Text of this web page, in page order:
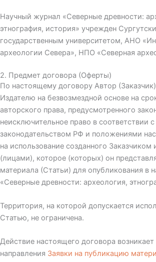
Научный журнал «Северные древности:
этнография, история» учрежден
государственным университетом, АНО
археологии Севера», НПО «Северная
2. Предмет договора (Оферты)
По настоящему договору Автор
Издателю на безвозмездной основе на
авторского права, предусмотренного
неисключительное право в соответствии с
законодательством РФ и положениями
на использование созданного
(лицами), которое (которых) он
материала (Статьи) для опубликования в
«Северные древности: археология,
Территория, на которой допускается
Статью, не ограничена.
Действие настоящего договора
направления Заявки на публикацию